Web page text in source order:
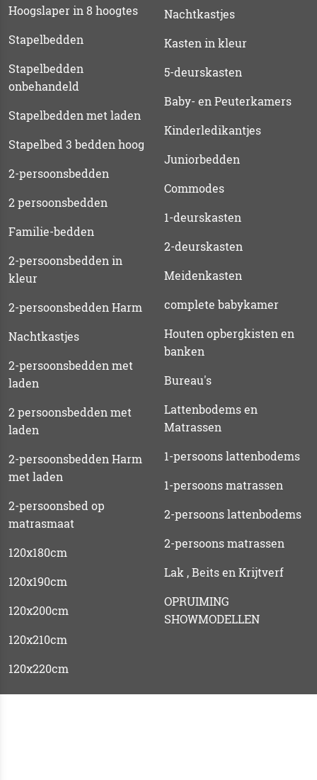
Hoogslaper in 8 hoogtes
Stapelbedden
Stapelbedden
onbehandeld
Stapelbedden met laden
Stapelbed 3 bedden hoog
2-persoonsbedden
2 persoonsbedden
Familie-bedden
2-persoonsbedden in
kleur
2-persoonsbedden Harm
Nachtkastjes
2-persoonsbedden met
laden
2 persoonsbedden met
laden
2-persoonsbedden Harm
met laden
2-persoonsbed op
matrasmaat
120x180cm
120x190cm
120x200cm
120x210cm
120x220cm
Nachtkastjes
Kasten in kleur
5-deurskasten
Baby- en Peuterkamers
Kinderledikantjes
Juniorbedden
Commodes
1-deurskasten
2-deurskasten
Meidenkasten
complete babykamer
Houten opbergkisten en
banken
Bureau's
Lattenbodems en
Matrassen
1-persoons lattenbodems
1-persoons matrassen
2-persoons lattenbodems
2-persoons matrassen
Lak , Beits en Krijtverf
OPRUIMING
SHOWMODELLEN